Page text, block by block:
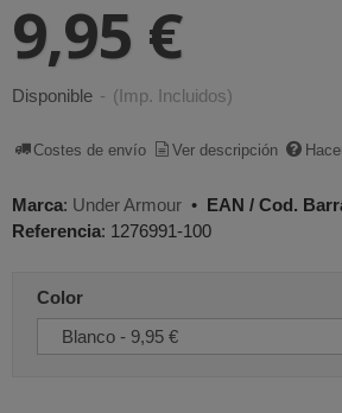
9,95 €
Disponible - (Imp. Incluidos)
Costes de envío Ver descripción
Marca: Under Armour • EAN / Cod.
Referencia: 1276991-100
Color